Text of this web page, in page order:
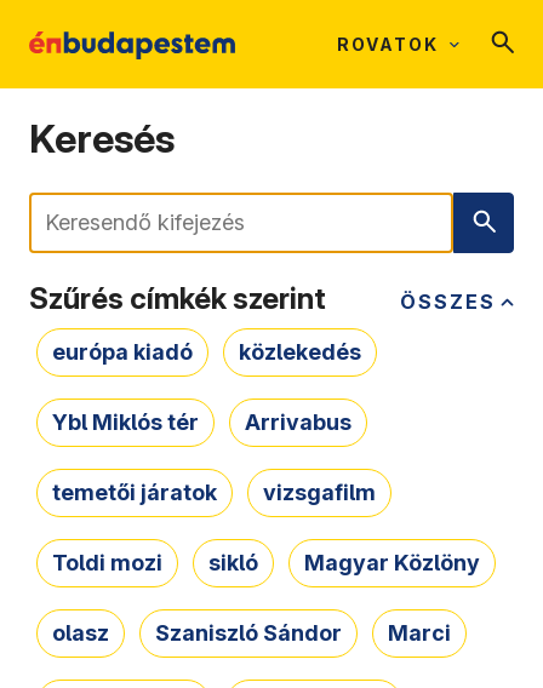
ROVATOK
Keresés
Keresés
ÖSSZES
Szűrés címkék szerint
európa kiadó közlekedés
Ybl Miklós tér Arrivabus
temetői járatok vizsgafilm
Toldi mozi sikló Magyar Közlöny
olasz Szaniszló Sándor Marci